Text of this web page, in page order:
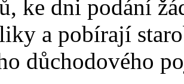
ke dni podání
a pobírají
důchodového